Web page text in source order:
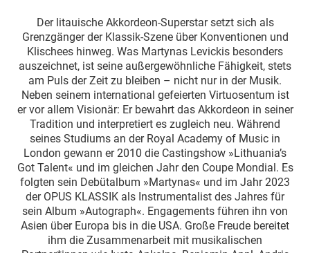
Der litauische Akkordeon-Superstar setzt sich als
Grenzgänger der Klassik-Szene über Konventionen und
Klischees hinweg. Was Martynas Levickis besonders
auszeichnet, ist seine außergewöhnliche Fähigkeit, stets
am Puls der Zeit zu bleiben – nicht nur in der Musik.
Neben seinem international gefeierten Virtuosentum ist
er vor allem Visionär: Er bewahrt das Akkordeon in seiner
Tradition und interpretiert es zugleich neu. Während
seines Studiums an der Royal Academy of Music in
London gewann er 2010 die Castingshow »Lithuania’s
Got Talent« und im gleichen Jahr den Coupe Mondial. Es
folgten sein Debütalbum »Martynas« und im Jahr 2023
der OPUS KLASSIK als Instrumentalist des Jahres für
sein Album »Autograph«. Engagements führen ihn von
Asien über Europa bis in die USA. Große Freude bereitet
ihm die Zusammenarbeit mit musikalischen